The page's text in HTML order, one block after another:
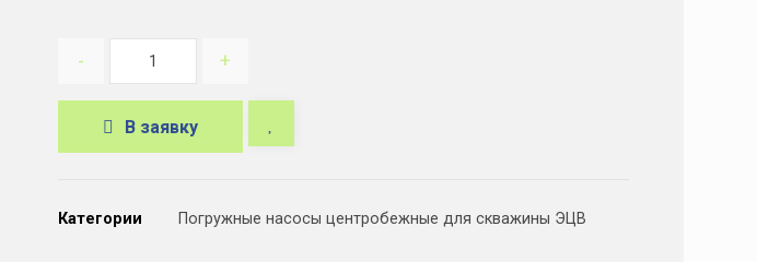
- +
В заявку
Категории Погружные насосы центробежные для скважины ЭЦВ